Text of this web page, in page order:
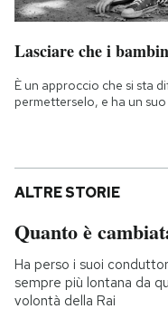
Lasciare che i
È un approccio che si sta
permetterselo, e ha un
ALTRE STORIE
Quanto è
Ha perso i suoi
sempre più lontana da
volontà della Rai